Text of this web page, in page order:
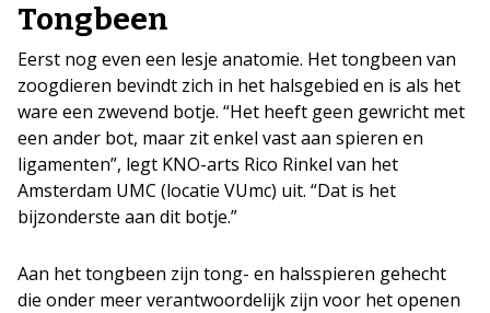
Tongbeen
Eerst nog even een lesje anatomie. Het tongbeen van
zoogdieren bevindt zich in het halsgebied en is als het
ware een zwevend botje. “Het heeft geen gewricht met
een ander bot, maar zit enkel vast aan spieren en
ligamenten”, legt KNO-arts Rico Rinkel van het
Amsterdam UMC (locatie VUmc) uit. “Dat is het
bijzonderste aan dit botje.”
Aan het tongbeen zijn tong- en halsspieren gehecht
die onder meer verantwoordelijk zijn voor het openen